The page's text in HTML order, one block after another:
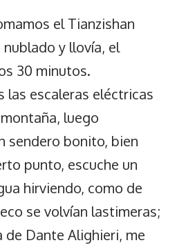
el Tianzishan
y llovía, el
30 minutos.
las escaleras eléctricas
luego
sendero bonito, bien
punto, escuche un
hirviendo, como de
se volvían lastimeras;
de Dante Alighieri, me